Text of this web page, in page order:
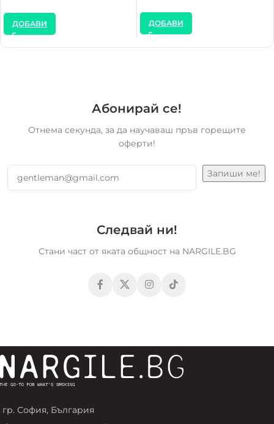
ДОБАВИ ДОБАВИ
Абонирай се!
Отнема секунда, за да научаваш пръв горещите
оферти!
Следвай ни!
Стани част от яката общност на NARGILE.BG
гр. София, България